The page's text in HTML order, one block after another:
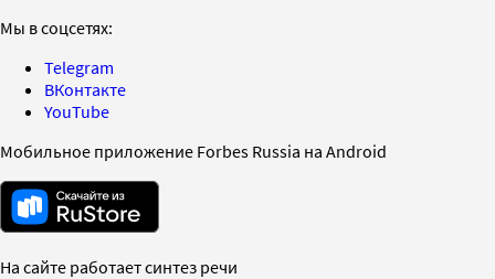
Мы в соцсетях:
Telegram
ВКонтакте
YouTube
Мобильное приложение Forbes Russia на Android
На сайте работает синтез речи